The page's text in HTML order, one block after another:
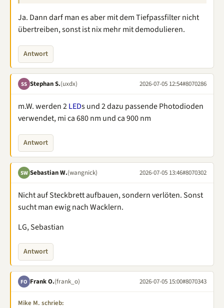
Ja. Dann darf man es aber mit dem Tiefpassfilter nicht
übertreiben, sonst ist nix mehr mit demodulieren.
Antwort
SS Stephan S.(uxdx) 2026-07-05 12:54#8070286
m.W. werden 2LEDs und 2 dazu passende Photodioden
verwendet, mi ca 680 nm und ca 900 nm
Antwort
SW Sebastian W.(wangnick) 2026-07-05 13:46#8070302
Nicht auf Steckbrett aufbauen, sondern verlöten. Sonst
sucht man ewig nach Wacklern.
LG, Sebastian
Antwort
FO Frank O.(frank_o) 2026-07-05 15:00#8070343
Mike M. schrieb: